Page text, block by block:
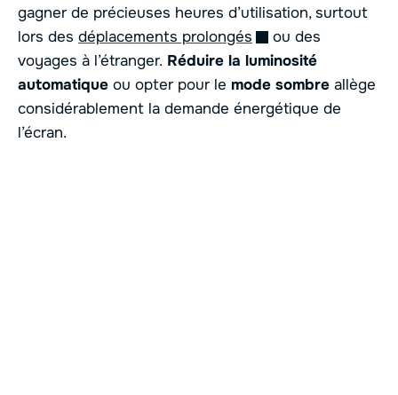
gagner de précieuses heures d’utilisation, surtout
lors des déplacements prolongés
ou des
voyages à l’étranger. Réduire la luminosité
automatique ou opter pour le mode sombre allège
considérablement la demande énergétique de
l’écran.